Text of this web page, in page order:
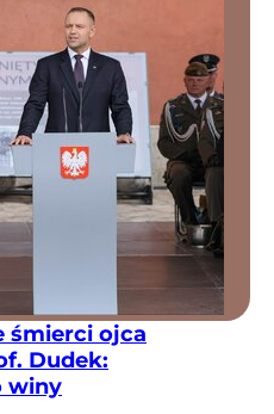
śmierci ojca
Dudek:
winy